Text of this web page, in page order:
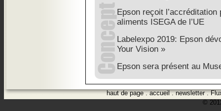
Epson reçoit l’accréditation
aliments ISEGA de l’UE
Labelexpo 2019: Epson
Your Vision »
Epson sera présent au
haut de page.accueil.newsletter.
©